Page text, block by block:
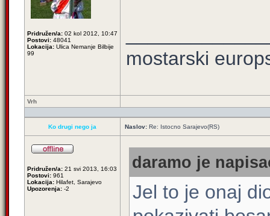
Pridružen/a: 02 kol 2012, 10:47
Postovi: 48041
Lokacija: Ulica Nemanje Bilbije
99
mostarski
Vrh
Ko drugi nego ja Naslov: Re: Istocno Sarajevo(RS)
Pridružen/a: 21 svi 2013, 16:03
Postovi: 961
Lokacija: Hilafet, Sarajevo
Upozorenja: -2
daramo je
Jel to je onaj